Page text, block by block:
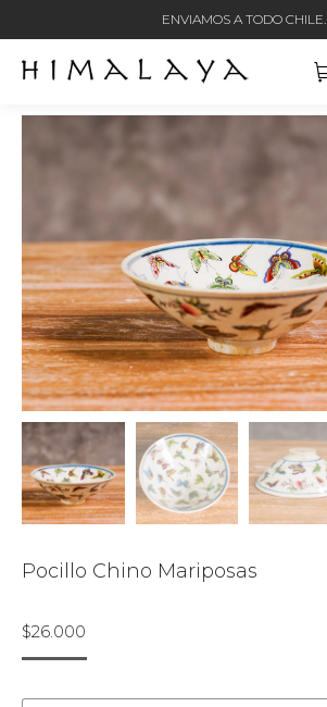
ENVIAMOS A TODO CHILE.
Pocillo Chino Mariposas
$26.000